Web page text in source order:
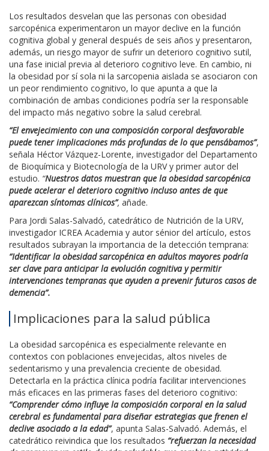
Los resultados desvelan que las personas con obesidad
sarcopénica experimentaron un mayor declive en la función
cognitiva global y general después de seis años y presentaron,
además, un riesgo mayor de sufrir un deterioro cognitivo sutil,
una fase inicial previa al deterioro cognitivo leve. En cambio, ni
la obesidad por sí sola ni la sarcopenia aislada se asociaron con
un peor rendimiento cognitivo, lo que apunta a que la
combinación de ambas condiciones podría ser la responsable
del impacto más negativo sobre la salud cerebral.
“El envejecimiento con una composición corporal desfavorable
puede tener implicaciones más profundas de lo que pensábamos”,
señala Héctor Vázquez-Lorente, investigador del Departamento
de Bioquímica y Biotecnología de la URV y primer autor del
estudio. “Nuestros datos muestran que la obesidad sarcopénica
puede acelerar el deterioro cognitivo incluso antes de que
aparezcan síntomas clínicos”, añade.
Para Jordi Salas-Salvadó, catedrático de Nutrición de la URV,
investigador ICREA Academia y autor sénior del artículo, estos
resultados subrayan la importancia de la detección temprana:
“Identificar la obesidad sarcopénica en adultos mayores podría
ser clave para anticipar la evolución cognitiva y permitir
intervenciones tempranas que ayuden a prevenir futuros casos de
demencia”.
Implicaciones para la salud pública
La obesidad sarcopénica es especialmente relevante en
contextos con poblaciones envejecidas, altos niveles de
sedentarismo y una prevalencia creciente de obesidad.
Detectarla en la práctica clínica podría facilitar intervenciones
más eficaces en las primeras fases del deterioro cognitivo:
“Comprender cómo influye la composición corporal en la salud
cerebral es fundamental para diseñar estrategias que frenen el
declive asociado a la edad”, apunta Salas-Salvadó. Además, el
catedrático reivindica que los resultados “refuerzan la necesidad